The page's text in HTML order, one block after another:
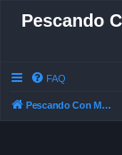
Pescando
FAQ
Pescando Con Mosca